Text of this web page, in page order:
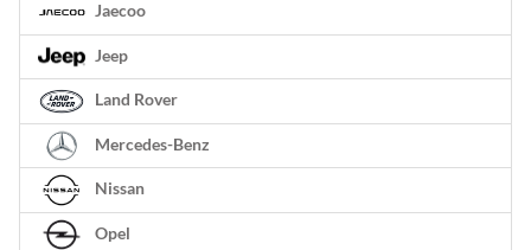
Jaecoo
Jeep
Land Rover
Mercedes-Benz
Nissan
Opel